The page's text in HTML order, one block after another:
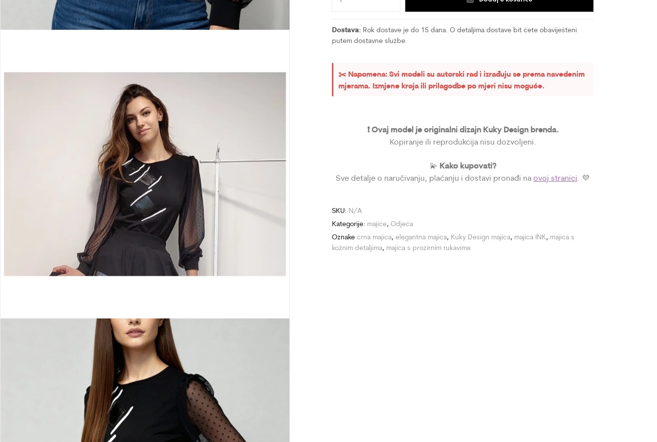
Dostava: Rok dostave je do 15 dana. O detaljima dostave bit ćete obaviješteni
putem dostavne službe.
✂️ Napomena: Svi modeli su autorski rad i izrađuju se prema navedenim
mjerama. Izmjene kroja ili prilagodbe po mjeri nisu moguće.
❗ Ovaj model je originalni dizajn Kuky Design brenda.
Kopiranje ili reprodukcija nisu dozvoljeni.
💫 Kako kupovati?
Sve detalje o naručivanju, plaćanju i dostavi pronađi naovoj stranici . 💜
SKU: N/A
Kategorije: majice,Odjeća
Oznakecrna majica,elegantna majica, Kuky Design majica, majica INK, majica s
kožnim detaljima, majica s prozirnim rukavima